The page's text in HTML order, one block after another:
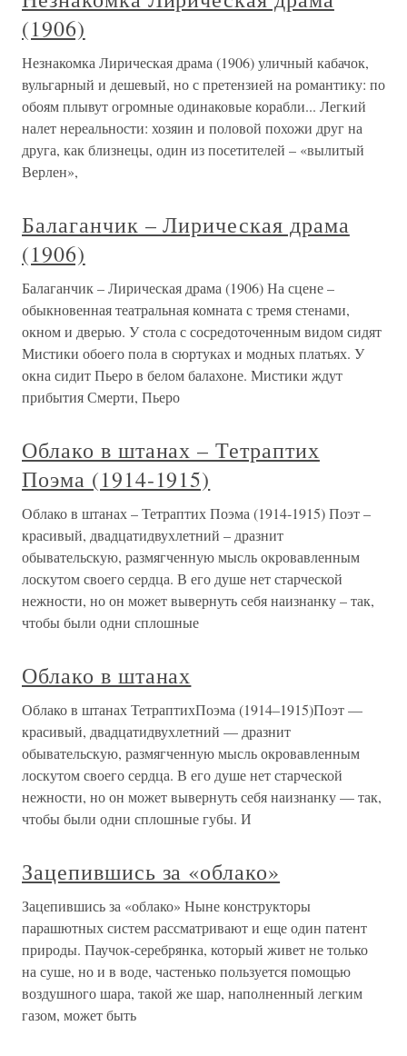
(1906)
Незнакомка Лирическая драма (1906) уличный кабачок,
вульгарный и дешевый, но с претензией на романти­ку: по
обоям плывут огромные одинаковые корабли... Легкий
налет не­реальности: хозяин и половой похожи друг на
друга, как близнецы, один из посетителей – «вылитый
Верлен»,
Балаганчик – Лирическая драма
(1906)
Балаганчик – Лирическая драма (1906) На сцене –
обыкновенная театральная комната с тремя стенами,
окном и дверью. У стола с сосредоточенным видом сидят
Мистики обоего пола в сюртуках и модных платьях. У
окна сидит Пьеро в белом балахоне. Мистики ждут
прибытия Смерти, Пьеро
Облако в штанах – Тетраптих
Поэма (1914-1915)
Облако в штанах – Тетраптих Поэма (1914-1915) Поэт –
красивый, двадцатидвухлетний – дразнит
обывательскую, размягченную мысль окровавленным
лоскутом своего сердца. В его душе нет старческой
нежности, но он может вывернуть себя наиз­нанку – так,
чтобы были одни сплошные
Облако в штанах
Облако в штанах ТетраптихПоэма (1914–1915)Поэт —
красивый, двадцатидвухлетний — дразнит
обывательскую, размягченную мысль окровавленным
лоскутом своего сердца. В его душе нет старческой
нежности, но он может вывернуть себя наизнанку — так,
чтобы были одни сплошные губы. И
Зацепившись за «облако»
Зацепившись за «облако» Ныне конструкторы
парашютных систем рассматривают и еще один патент
природы. Паучок-серебрянка, который живет не только
на суше, но и в воде, частенько пользуется помощью
воздушного шара, такой же шар, наполненный легким
газом, может быть